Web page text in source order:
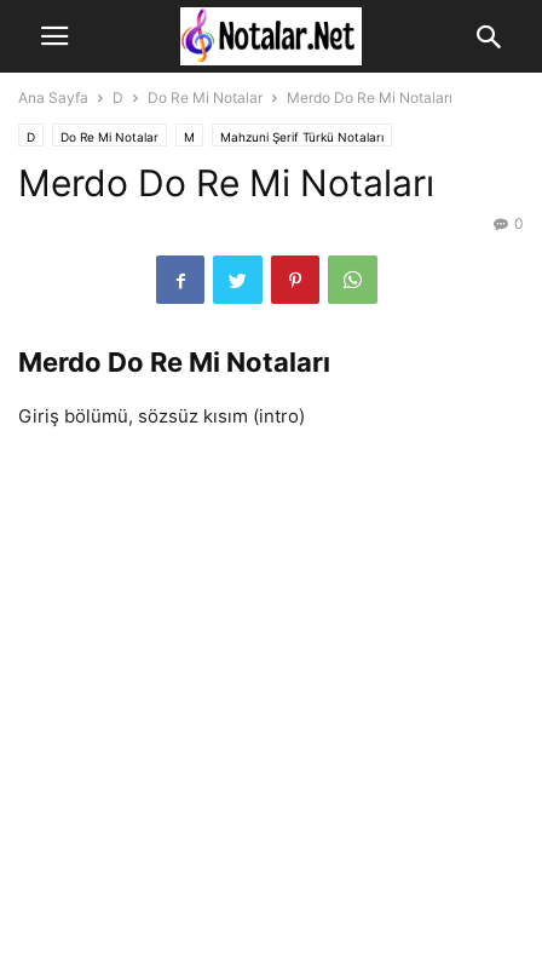
Ana Sayfa D Do Re Mi Notalar Merdo Do Re Mi Notaları
D Do Re Mi Notalar M Mahzuni Şerif Türkü Notaları
Merdo Do Re Mi Notaları
0
Merdo Do Re Mi Notaları
Giriş bölümü, sözsüz kısım (intro)